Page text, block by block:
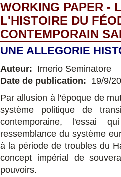
WORKING PAPER -
L'HISTOIRE DU
CONTEMPORAIN
UNE ALLEGORIE
Auteur: Irnerio Seminatore
Date de publication: 19/9/
Par allusion à l'époque de
système politique de
contemporaine, l'essai
ressemblance du système
à la période de troubles du
concept impérial de
pouvoirs.